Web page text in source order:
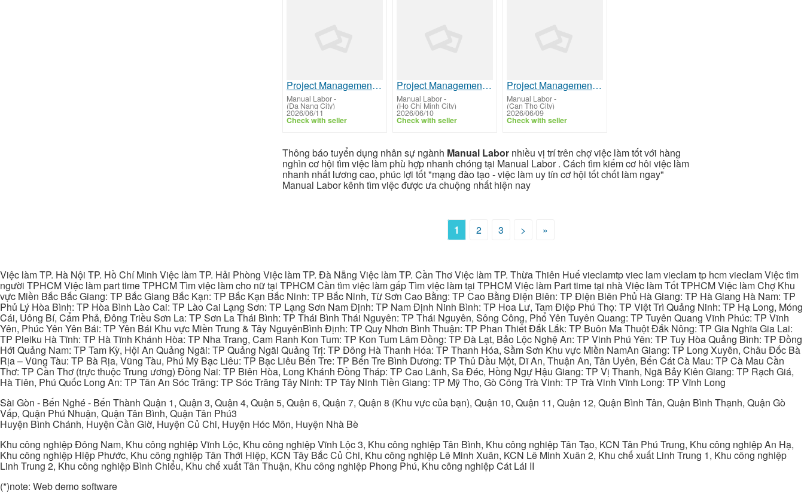
Project Management Specialists
Manual Labor-
(Da Nang City)
2026/06/11
Check with seller
Project Management Specialists
Manual Labor-
(Ho Chi Minh City)
2026/06/10
Check with seller
Project Management Specialists
Manual Labor-
(Can Tho City)
2026/06/09
Check with seller
Thông báo tuyển dụng nhân sự ngành Manual Labor nhiều vị trí trên chợ việc làm tốt với hàng
nghìn cơ hội tìm việc làm phù hợp nhanh chóng tại Manual Labor . Cách tìm kiếm cơ hôi việc làm
nhanh nhất lương cao, phúc lợi tốt "mạng đào tạo - việc làm uy tín cơ hội tốt chốt làm ngay"
Manual Labor kênh tìm việc được ưa chuộng nhất hiện nay
1 2 3 > »
Việc làm TP. Hà Nội TP. Hồ Chí Minh Việc làm TP. Hải Phòng Việc làm TP. Đà Nẵng Việc làm TP. Cần Thơ Việc làm TP. Thừa Thiên Huế vieclamtp viec lam vieclam tp hcm vieclam Việc tìm
người TPHCM Việc làm part time TPHCM Tìm việc làm cho nữ tại TPHCM Cần tìm việc làm gấp Tìm việc làm tại TPHCM Việc làm Part time tại nhà Việc làm Tốt TPHCM Việc làm Chợ Khu
vực Miền Bắc Bắc Giang: TP Bắc Giang Bắc Kạn: TP Bắc Kạn Bắc Ninh: TP Bắc Ninh, Từ Sơn Cao Bằng: TP Cao Bằng Điện Biên: TP Điện Biên Phủ Hà Giang: TP Hà Giang Hà Nam: TP
Phủ Lý Hòa Bình: TP Hòa Bình Lào Cai: TP Lào Cai Lạng Sơn: TP Lạng Sơn Nam Định: TP Nam Định Ninh Bình: TP Hoa Lư, Tam Điệp Phú Thọ: TP Việt Trì Quảng Ninh: TP Hạ Long, Móng
Cái, Uông Bí, Cẩm Phả, Đông Triều Sơn La: TP Sơn La Thái Bình: TP Thái Bình Thái Nguyên: TP Thái Nguyên, Sông Công, Phổ Yên Tuyên Quang: TP Tuyên Quang Vĩnh Phúc: TP Vĩnh
Yên, Phúc Yên Yên Bái: TP Yên Bái Khu vực Miền Trung & Tây NguyênBình Định: TP Quy Nhơn Bình Thuận: TP Phan Thiết Đắk Lắk: TP Buôn Ma Thuột Đắk Nông: TP Gia Nghĩa Gia Lai:
TP Pleiku Hà Tĩnh: TP Hà Tĩnh Khánh Hòa: TP Nha Trang, Cam Ranh Kon Tum: TP Kon Tum Lâm Đồng: TP Đà Lạt, Bảo Lộc Nghệ An: TP Vinh Phú Yên: TP Tuy Hòa Quảng Bình: TP Đồng
Hới Quảng Nam: TP Tam Kỳ, Hội An Quảng Ngãi: TP Quảng Ngãi Quảng Trị: TP Đông Hà Thanh Hóa: TP Thanh Hóa, Sầm Sơn Khu vực Miền NamAn Giang: TP Long Xuyên, Châu Đốc Bà
Rịa – Vũng Tàu: TP Bà Rịa, Vũng Tàu, Phú Mỹ Bạc Liêu: TP Bạc Liêu Bến Tre: TP Bến Tre Bình Dương: TP Thủ Dầu Một, Dĩ An, Thuận An, Tân Uyên, Bến Cát Cà Mau: TP Cà Mau Cần
Thơ: TP Cần Thơ (trực thuộc Trung ương) Đồng Nai: TP Biên Hòa, Long Khánh Đồng Tháp: TP Cao Lãnh, Sa Đéc, Hồng Ngự Hậu Giang: TP Vị Thanh, Ngã Bảy Kiên Giang: TP Rạch Giá,
Hà Tiên, Phú Quốc Long An: TP Tân An Sóc Trăng: TP Sóc Trăng Tây Ninh: TP Tây Ninh Tiền Giang: TP Mỹ Tho, Gò Công Trà Vinh: TP Trà Vinh Vĩnh Long: TP Vĩnh Long
Sài Gòn - Bến Nghé - Bến Thành Quận 1, Quận 3, Quận 4, Quận 5, Quận 6, Quận 7, Quận 8 (Khu vực của bạn), Quận 10, Quận 11, Quận 12, Quận Bình Tân, Quận Bình Thạnh, Quận Gò
Vấp, Quận Phú Nhuận, Quận Tân Bình, Quận Tân Phú3
Huyện Bình Chánh, Huyện Cần Giờ, Huyện Củ Chi, Huyện Hóc Môn, Huyện Nhà Bè
Khu công nghiệp Đông Nam, Khu công nghiệp Vĩnh Lộc, Khu công nghiệp Vĩnh Lộc 3, Khu công nghiệp Tân Bình, Khu công nghiệp Tân Tạo, KCN Tân Phú Trung, Khu công nghiệp An Hạ,
Khu công nghiệp Hiệp Phước, Khu công nghiệp Tân Thới Hiệp, KCN Tây Bắc Củ Chi, Khu công nghiệp Lê Minh Xuân, KCN Lê Minh Xuân 2, Khu chế xuất Linh Trung 1, Khu công nghiệp
Linh Trung 2, Khu công nghiệp Bình Chiểu, Khu chế xuất Tân Thuận, Khu công nghiệp Phong Phú, Khu công nghiệp Cát Lái II
(*)note: Web demo software